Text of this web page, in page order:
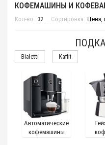
КОФЕМАШИНЫ И
Кол-во: Сортировка:
Bialetti Kaffit
Автоматические
кофемашины